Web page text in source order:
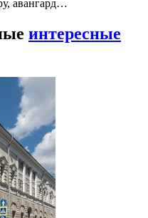
авангард…
интересные